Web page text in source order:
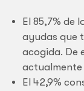
El 85,7% de
ayudas que
acogida. De
El 42,9%